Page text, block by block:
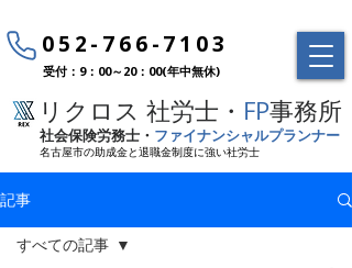
052-766-7103
受付：9：00～20：00(年中無休)
リクロス 社労士・ FP事務所
社会保険労務士・ ファイナンシャルプランナー
名古屋市の助成金と退職金制度に強い社労士
記事
すべての記事